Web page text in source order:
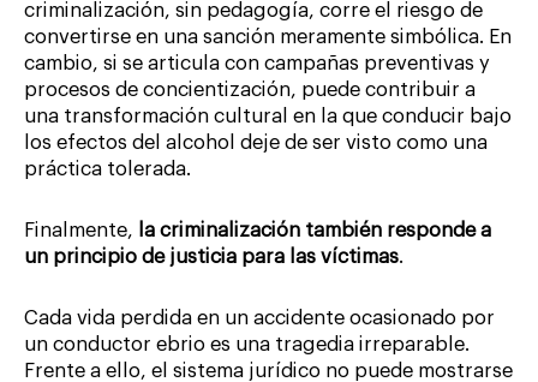
criminalización, sin pedagogía, corre el riesgo de
convertirse en una sanción meramente simbólica. En
cambio, si se articula con campañas preventivas y
procesos de concientización, puede contribuir a
una transformación cultural en la que conducir bajo
los efectos del alcohol deje de ser visto como una
práctica tolerada.
Finalmente,
la criminalización también responde a
un principio de justicia para las víctimas.
Cada vida perdida en un accidente ocasionado por
un conductor ebrio es una tragedia irreparable.
Frente a ello, el sistema jurídico no puede mostrarse